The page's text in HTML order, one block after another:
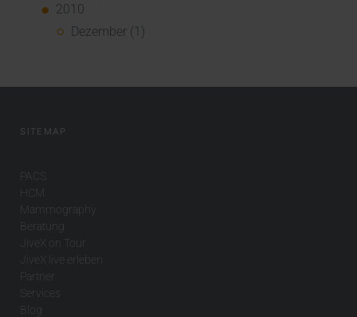
2010
Dezember (1)
SITEMAP
PACS
HCM
Mammography
Beratung
JiveX on Tour
JiveX live erleben
Partner
Services
Blog